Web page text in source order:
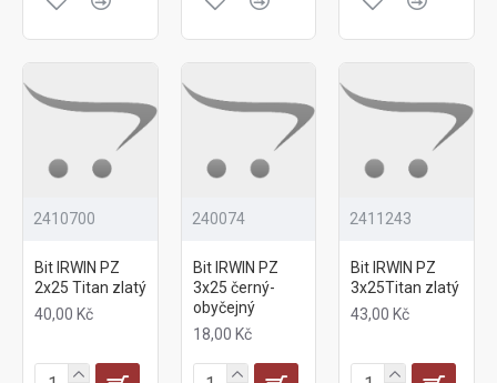
2410700
Bit IRWIN PZ
2x25 Titan zlatý
40,00 Kč
240074
Bit IRWIN PZ
3x25 černý-
obyčejný
18,00 Kč
2411243
Bit IRWIN PZ
3x25Titan zlatý
43,00 Kč